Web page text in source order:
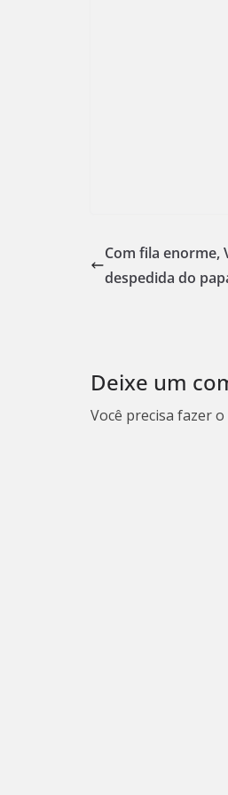
Com fila enorme,
despedida do
Deixe um
Você precisa fazer o